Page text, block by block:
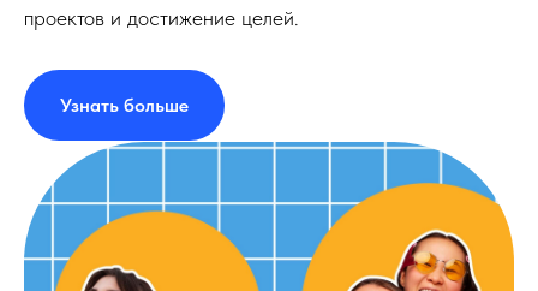
проектов и достижение целей.
Узнать больше